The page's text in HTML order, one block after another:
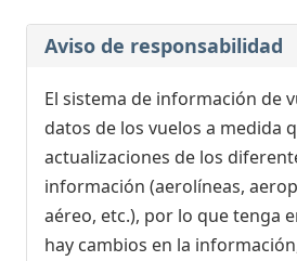
Aviso de responsabilidad
El sistema de información de
datos de los vuelos a medida
actualizaciones de los
información (aerolíneas,
aéreo, etc.), por lo que tenga
hay cambios en la